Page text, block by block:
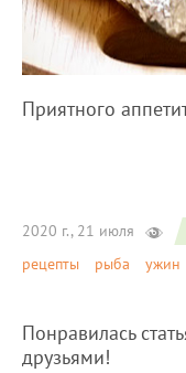
Приятного
2020 г., 21 июля
рецепты
рыба ужин
Понравилась
друзьями!